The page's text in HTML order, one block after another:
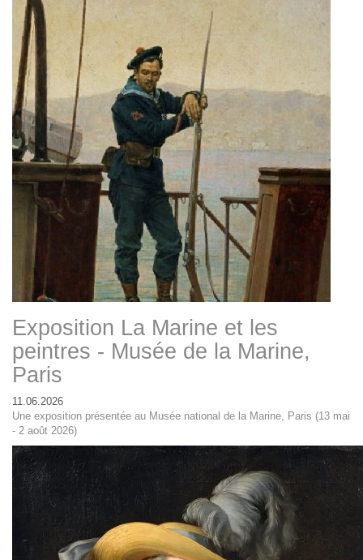
Exposition La Marine et les
peintres - Musée de la Marine,
Paris
11.06.2026
Une exposition présentée au Musée national de la Marine, Paris (13 mai
- 2 août 2026)